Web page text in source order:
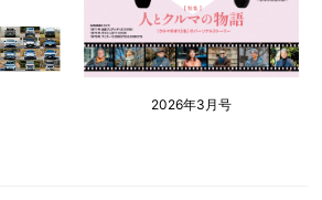
2026年3月号